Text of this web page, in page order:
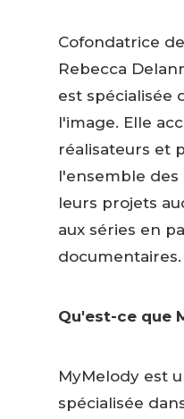
Cofondatrice
Rebecca
est spécialisée
l'image. Elle
réalisateurs et
l'ensemble des
leurs projets
aux séries en
documentaires.
Qu'est-ce que
MyMelody est
spécialisée